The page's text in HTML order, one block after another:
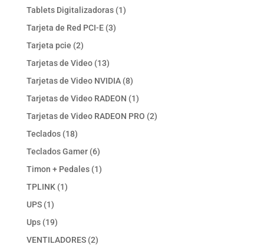
producto
Tablets Digitalizadoras 11
Tarjeta de Red PCI-E 33
Tarjeta pcie 22
productos
Tarjetas de Video 1313
productos
Tarjetas de Video NVIDIA 88
productos
Tarjetas de Video RADEON 11
producto
Tarjetas de Video RADEON PRO 22
Teclados 1818
productos
Teclados Gamer 66
productos
Timon + Pedales 11
TPLINK 11
UPS 11
producto
Ups 1919
productos
VENTILADORES 22